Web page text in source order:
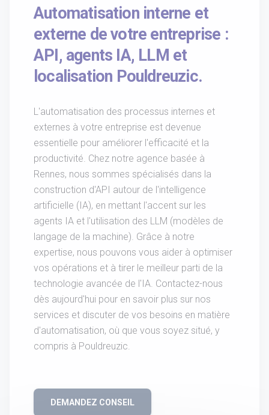
Automatisation interne et
externe de votre entreprise :
API, agents IA, LLM et
localisation Pouldreuzic.
L'automatisation des processus internes et
externes à votre entreprise est devenue
essentielle pour améliorer l'efficacité et la
productivité. Chez notre agence basée à
Rennes, nous sommes spécialisés dans la
construction d'API autour de l'intelligence
artificielle (IA), en mettant l'accent sur les
agents IA et l'utilisation des LLM (modèles de
langage de la machine). Grâce à notre
expertise, nous pouvons vous aider à optimiser
vos opérations et à tirer le meilleur parti de la
technologie avancée de l'IA. Contactez-nous
dès aujourd'hui pour en savoir plus sur nos
services et discuter de vos besoins en matière
d'automatisation, où que vous soyez situé, y
compris à Pouldreuzic.
DEMANDEZ CONSEIL